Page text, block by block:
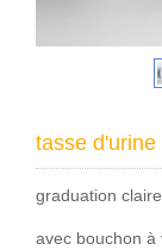
tasse d'urine
graduation claire
avec bouchon à